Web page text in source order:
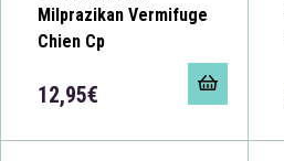
Milprazikan Vermifuge
Chien Cp
12,95€